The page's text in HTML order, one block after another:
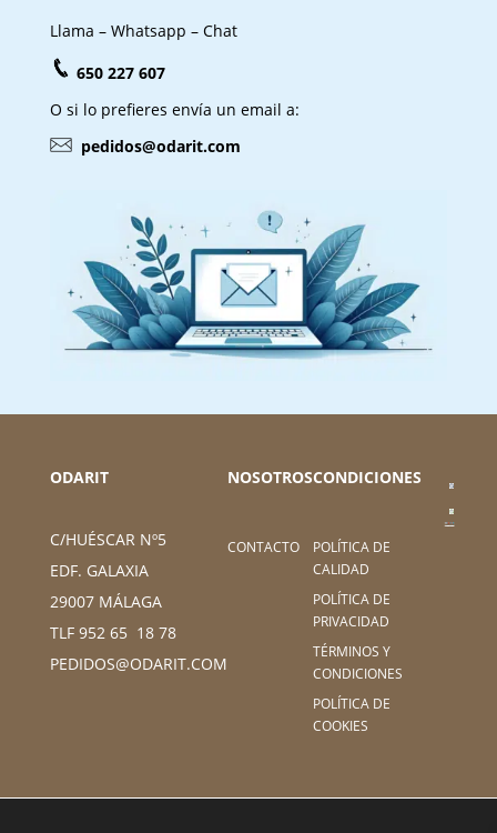
Llama – Whatsapp – Chat
650 227 607
O si lo prefieres envía un email a:
pedidos@odarit.com
ODARIT
C/HUÉSCAR Nº5
EDF. GALAXIA
29007 MÁLAGA
TLF 952 65 18 78
PEDIDOS@ODARIT.COM
NOSOTROS
CONTACTO
CONDICIONES
POLÍTICA DE
CALIDAD
POLÍTICA DE
PRIVACIDAD
TÉRMINOS Y
CONDICIONES
POLÍTICA DE
COOKIES